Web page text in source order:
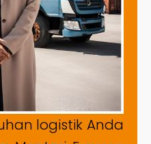
logistik Anda